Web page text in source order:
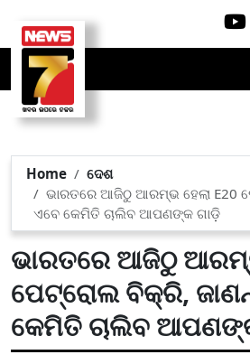
Home
ଦେଶ
ଭାରତରେ ଆଜିଠୁ ଆରମ୍ଭ ହେଲା E20
ଏବେ କେମିତି ଚାଲିବ ଆପଣଙ୍କ ଗାଡ଼ି
ଭାରତରେ ଆଜିଠୁ
ପେଟ୍ରୋଲ ବିକ୍ରି,
କେମିତି ଚାଲିବ